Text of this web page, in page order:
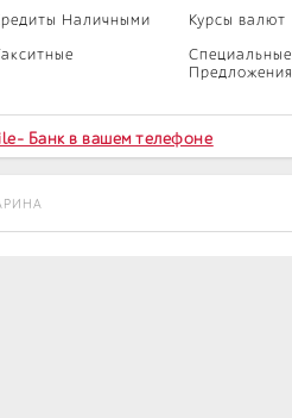
Наличными
Курсы валют
Специальные
Предложения
Банк в вашем телефоне